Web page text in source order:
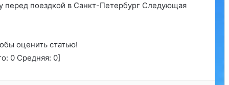
перед поездкой в Санкт-Петербург Следующая
оценить статью!
0Средняя: 0]